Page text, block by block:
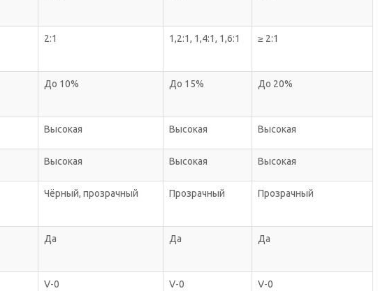
2:1 1,2:1, 1,4:1, 1,6:1 ≥ 2:1
До 10% До 15% До 20%
Высокая Высокая Высокая
Высокая Высокая Высокая
Чёрный, прозрачный Прозрачный Прозрачный
Да Да Да
V-0 V-0 V-0